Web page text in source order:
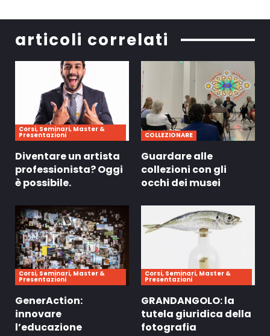
articoli correlati
Corsi, Seminari, Master &
Presentazioni
Diventare un artista
professionista? Oggi
è possibile.
COLLEZIONARE
Guardare alle
collezioni con gli
occhi dei musei
Corsi, Seminari, Master &
Presentazioni
GenerAction:
innovare
l’educazione
Corsi, Seminari, Master &
Presentazioni
GRANDANGOLO: la
tutela giuridica della
fotografia